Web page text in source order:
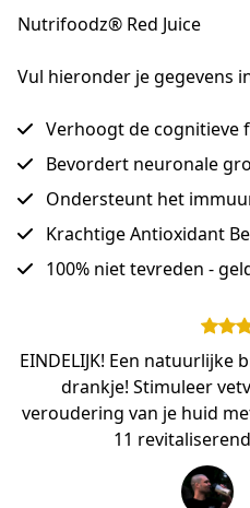
Nutrifoodz® Red Juice
Vul hieronder je gegevens
Verhoogt de cognitieve
Bevordert neuronale
Ondersteunt het
Krachtige Antioxidant
100% niet tevreden -
EINDELIJK! Een
drankje! Stimuleer
veroudering van je huid
11